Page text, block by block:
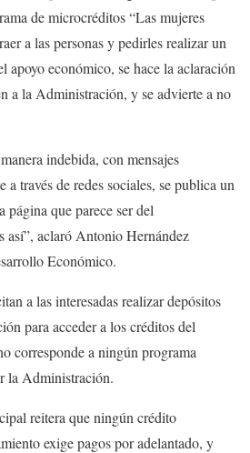
de microcréditos “Las mujeres
a las personas y pedirles realizar un
apoyo económico, se hace la aclaración
a la Administración, y se advierte a no
indebida, con mensajes
través de redes sociales, se publica un
que parece ser del
así”, aclaró Antonio Hernández
Económico.
a las interesadas realizar depósitos
para acceder a los créditos del
corresponde a ningún programa
la Administración.
reitera que ningún crédito
exige pagos por adelantado, y